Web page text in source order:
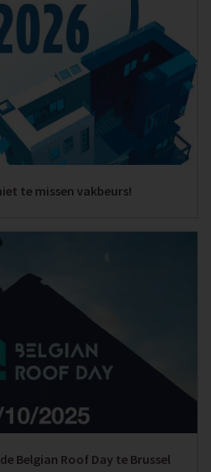
te missen vakbeurs!
Belgian Roof Day te Brussel